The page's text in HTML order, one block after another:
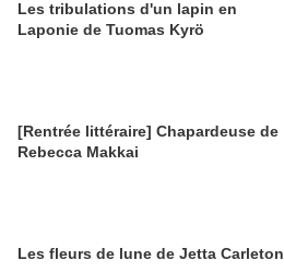
Les tribulations d'un lapin en
Laponie de Tuomas Kyrö
[Rentrée littéraire] Chapardeuse de
Rebecca Makkai
Les fleurs de lune de Jetta Carleton